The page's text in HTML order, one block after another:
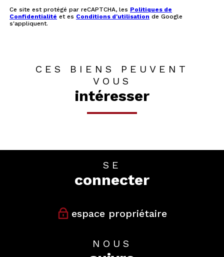
Ce site est protégé par reCAPTCHA, les Politiques de
Confidentialité et es Conditions d'utilisation de Google
s'appliquent.
CES BIENS PEUVENT
VOUS
intéresser
SE
connecter
espace propriétaire
NOUS